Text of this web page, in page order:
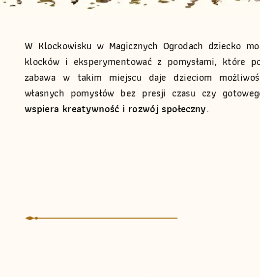
W Klockowisku w Magicznych Ogrodach dziecko
klocków i eksperymentować z pomysłami, które
zabawa w takim miejscu daje dzieciom
własnych pomysłów bez presji czasu czy
wspiera kreatywność i rozwój społeczny.